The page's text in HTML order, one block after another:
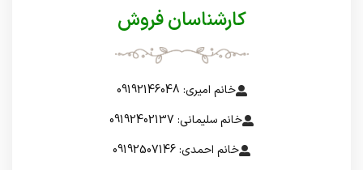
کارشناسان فروش
خانم امیری: 09192146048
خانم سلیمانی: 09192402137
خانم احمدی: 09192507146